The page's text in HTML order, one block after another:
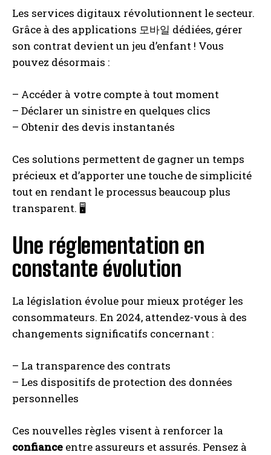
Les services digitaux révolutionnent le secteur.
Grâce à des applications 모바일 dédiées, gérer
son contrat devient un jeu d’enfant ! Vous
pouvez désormais :
– Accéder à votre compte à tout moment
– Déclarer un sinistre en quelques clics
– Obtenir des devis instantanés
Ces solutions permettent de gagner un temps
précieux et d’apporter une touche de simplicité
tout en rendant le processus beaucoup plus
transparent. 🖥️
Une réglementation en
constante évolution
La législation évolue pour mieux protéger les
consommateurs. En 2024, attendez-vous à des
changements significatifs concernant :
– La transparence des contrats
– Les dispositifs de protection des données
personnelles
Ces nouvelles règles visent à renforcer la
confiance entre assureurs et assurés. Pensez à